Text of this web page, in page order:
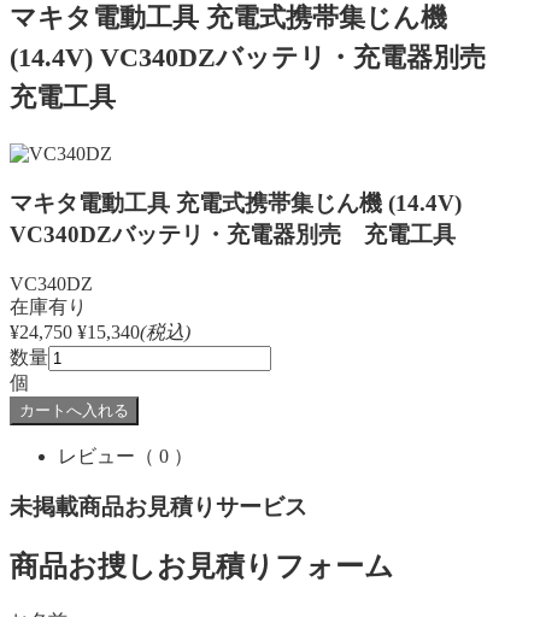
マキタ電動工具 充電式携帯集じん機
(14.4V) VC340DZバッテリ・充電器別売
充電工具
マキタ電動工具 充電式携帯集じん機 (14.4V)
VC340DZバッテリ・充電器別売 充電工具
VC340DZ
在庫有り
¥24,750 ¥15,340(税込)
数量
個
レビュー （ 0 ）
未掲載商品お見積りサービス
商品お捜しお見積りフォーム